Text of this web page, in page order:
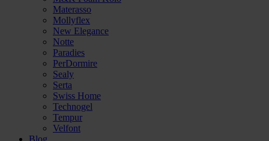
Materasso
Mollyflex
New Elegance
Notte
Paradies
PerDormire
Sealy
Serta
Swiss Home
Technogel
Tempur
Velfont
Blog